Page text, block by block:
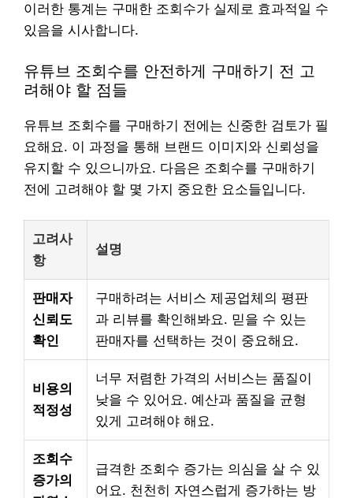
이러한 통계는 구매한 조회수가 실제로 효과적일 수
있음을 시사합니다.
유튜브 조회수를 안전하게 구매하기 전 고
려해야 할 점들
유튜브 조회수를 구매하기 전에는 신중한 검토가 필
요해요. 이 과정을 통해 브랜드 이미지와 신뢰성을
유지할 수 있으니까요. 다음은 조회수를 구매하기
전에 고려해야 할 몇 가지 중요한 요소들입니다.
고려사
항
설명
판매자
신뢰도
확인
구매하려는 서비스 제공업체의 평판
과 리뷰를 확인해봐요. 믿을 수 있는
판매자를 선택하는 것이 중요해요.
비용의
적정성
너무 저렴한 가격의 서비스는 품질이
낮을 수 있어요. 예산과 품질을 균형
있게 고려해야 해요.
조회수
증가의
급격한 조회수 증가는 의심을 살 수 있
어요. 천천히 자연스럽게 증가하는 방